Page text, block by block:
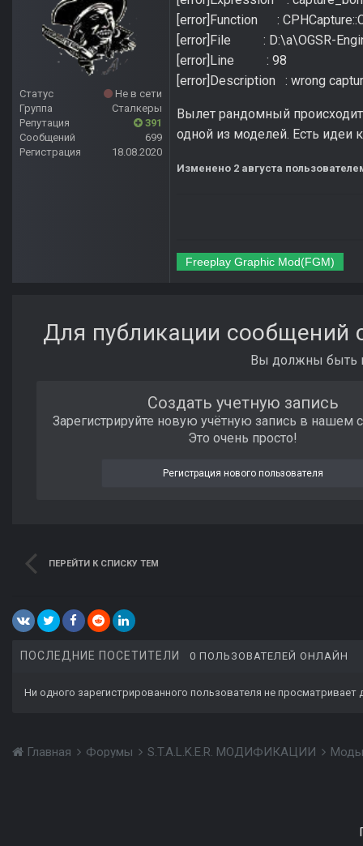
Статус
Не в сети
Группа
Сталкеры
Репутация
391
Сообщений
699
Регистрация
18.08.2020
[error]Function :
[error]File : D:\a\OGSR-
[error]Line : 98
[error]Description : wrong
Вылет рандомный
одной из моделей. Есть идеи
Изменено 2 августа
Freeplay Graphic Mod(FGM)
Для публикации сообщений
Вы должны быть
Создать учетную запись
Зарегистрируйте новую учётную запись в нашем
Это очень просто!
Регистрация нового пользователя
ПЕРЕЙТИ К СПИСКУ ТЕМ
ПОСЛЕДНИЕ ПОСЕТИТЕЛИ 0 ПОЛЬЗОВАТЕЛЕЙ ОНЛАЙН
Ни одного зарегистрированного пользователя не просматривает
Главная Форумы S.T.A.L.K.E.R. МОДИФИКАЦИИ